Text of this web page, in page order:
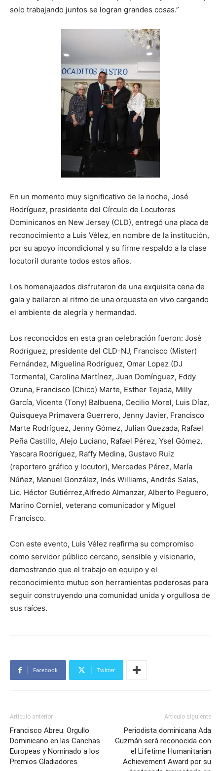
solo trabajando juntos se logran grandes cosas.”
En un momento muy significativo de la noche, José
Rodríguez, presidente del Círculo de Locutores
Dominicanos en New Jersey (CLD), entregó una placa de
reconocimiento a Luis Vélez, en nombre de la institución,
por su apoyo incondicional y su firme respaldo a la clase
locutoril durante todos estos años.
Los homenajeados disfrutaron de una exquisita cena de
gala y bailaron al ritmo de una orquesta en vivo cargando
el ambiente de alegría y hermandad.
Los reconocidos en esta gran celebración fueron: José
Rodríguez, presidente del CLD-NJ, Francisco (Mister)
Fernández, Miguelina Rodríguez, Omar Lopez (DJ
Tormenta), Carolina Martínez, Juan Domínguez, Eddy
Ozuna, Francisco (Chico) Marte, Esther Tejada, Milly
García, Vicente (Tony) Balbuena, Cecilio Morel, Luis Díaz,
Quisqueya Primavera Guerrero, Jenny Javier, Francisco
Marte Rodríguez, Jenny Gómez, Julian Quezada, Rafael
Peña Castillo, Alejo Luciano, Rafael Pérez, Ysel Gómez,
Yascara Rodríguez, Raffy Medina, Gustavo Ruiz
(reportero gráfico y locutor), Mercedes Pérez, María
Núñez, Manuel González, Inés Williams, Andrés Salas,
Lic. Héctor Gutiérrez,Alfredo Almanzar, Alberto Peguero,
Marino Corniel, veterano comunicador y Miguel
Francisco.
Con este evento, Luis Vélez reafirma su compromiso
como servidor público cercano, sensible y visionario,
demostrando que el trabajo en equipo y el
reconocimiento mutuo son herramientas poderosas para
seguir construyendo una comunidad unida y orgullosa de
sus raíces.
Facebook Twitter
Artículo anterior
Francisco Abreu: Orgullo
Dominicano en las Canchas
Europeas y Nominado a los
Premios Gladiadores
Artículo siguiente
Periodista dominicana Ada
Guzmán será reconocida con
el Lifetime Humanitarian
Achievement Award por su